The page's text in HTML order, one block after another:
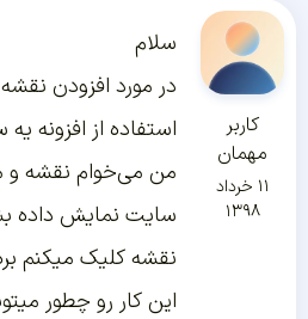
کاربر
مهمان
۱۱ خرداد
۱۳۹۸
سلام
در مورد افزودن
استفاده از افزونه
من می‌خوام نقشه و
سایت نمایش داده
نقشه کلیک میکنم
این کار رو چطور